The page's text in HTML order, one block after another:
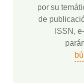
por su
de
ISSN,